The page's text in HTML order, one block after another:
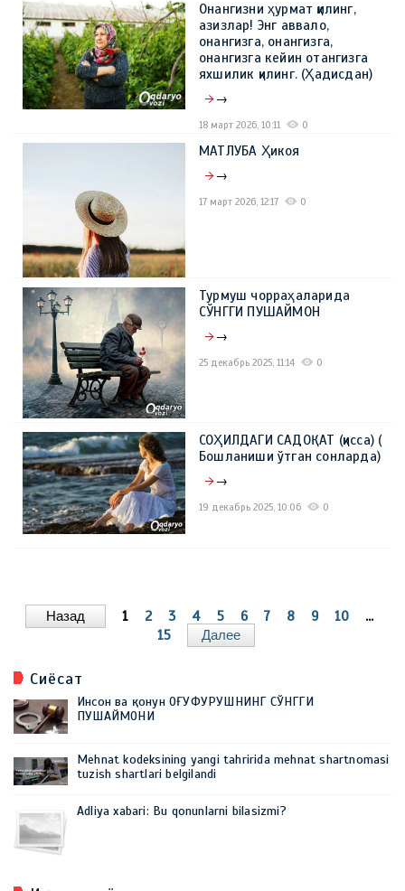
Онангизни ҳурмат қилинг,
азизлар! Энг аввало,
онангизга, онангизга,
онангизга кейин отангизга
яхшилик қилинг. (Ҳадисдан)
→
18 март 2026, 10:11 0
МАТЛУБА Ҳикоя
→
17 март 2026, 12:17 0
Турмуш чорраҳаларида
СЎНГГИ ПУШАЙМОН
→
25 декабрь 2025, 11:14 0
СОҲИЛДАГИ САДОҚАТ (қисса) (
Бошланиши ўтган сонларда)
→
19 декабрь 2025, 10:06 0
Назад 1 2 3 4 5 6 7 8 9 10
...
15
Далее
Сиёсат
Инсон ва қонун ОҒУФУРУШНИНГ СЎНГГИ
ПУШАЙМОНИ
Mehnat kodeksining yangi tahririda mehnat shartnomasi
tuzish shartlari belgilandi
Adliya xabari: Bu qonunlarni bilasizmi?